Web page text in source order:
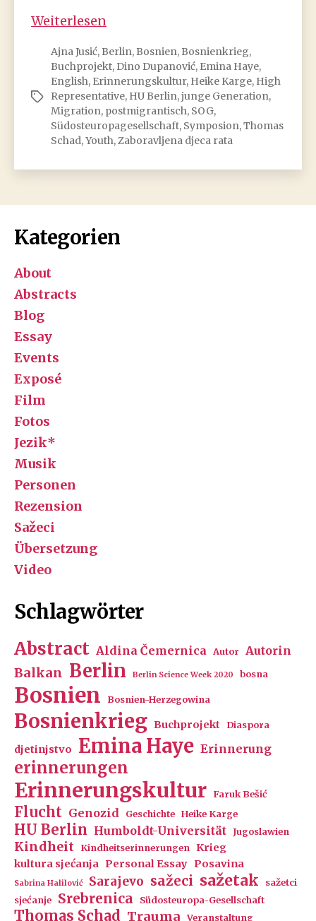
Weiterlesen
Berlin:
German
Postmigrant
Memory
Culture
Schlagwörter
Ajna Jusić, Berlin, Bosnien, Bosnienkrieg,
Buchprojekt, Dino Dupanović, Emina Haye,
English, Erinnerungskultur, Heike Karge, High
Representative, HU Berlin,junge Generation,
Migration, postmigrantisch, SOG,
Südosteuropagesellschaft, Symposion,Thomas
Schad,Youth,Zaboravljena djeca rata
Kategorien
About
Abstracts
Blog
Essay
Events
Exposé
Film
Fotos
Jezik*
Musik
Personen
Rezension
Sažeci
Übersetzung
Video
Schlagwörter
Abstract Aldina Čemernica Autor Autorin
Balkan Berlin Berlin Science Week 2020 bosna
Bosnien Bosnien-Herzegowina
Bosnienkrieg Buchprojekt Diaspora
djetinjstvo Emina Haye Erinnerung
erinnerungen
Erinnerungskultur Faruk Bešić
Flucht Genozid Geschichte Heike Karge
HU Berlin Humboldt-Universität Jugoslawien
Kindheit Kindheitserinnerungen Krieg
kultura sjećanja Personal Essay Posavina
Sabrina Halilović Sarajevo sažeci sažetak
sažetci
sjećanje
Srebrenica Südosteuropa-Gesellschaft
Thomas Schad Trauma Veranstaltung